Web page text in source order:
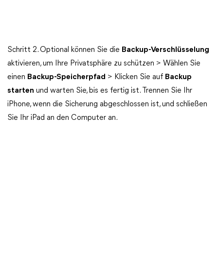
Schritt 2. Optional können Sie die Backup-Verschlüsselung
aktivieren, um Ihre Privatsphäre zu schützen > Wählen Sie
einen Backup-Speicherpfad > Klicken Sie auf Backup
starten und warten Sie, bis es fertig ist. Trennen Sie Ihr
iPhone, wenn die Sicherung abgeschlossen ist, und schließen
Sie Ihr iPad an den Computer an.